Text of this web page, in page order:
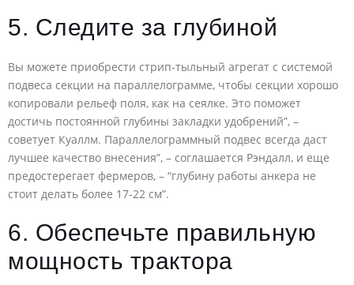
5. Следите за глубиной
Вы можете приобрести стрип-тыльный агрегат с системой
подвеса секции на параллелограмме, чтобы секции хорошо
копировали рельеф поля, как на сеялке. Это поможет
достичь постоянной глубины закладки удобрений”, –
советует Куаллм. Параллелограммный подвес всегда даст
лучшее качество внесения”, – соглашается Рэндалл, и еще
предостерегает фермеров, – “глубину работы анкера не
стоит делать более 17-22 см”.
6. Обеспечьте правильную
мощность трактора